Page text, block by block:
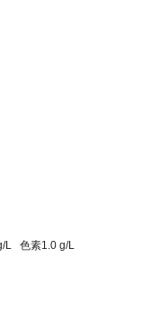
L 色素1.0 g/L